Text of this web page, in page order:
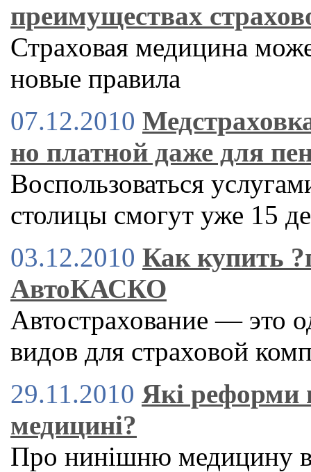
преимуществах
Страховая медицина
новые правила
07.12.2010
но платной даже для
Воспользоваться
столицы смогут уже 15
03.12.2010 Как купить
АвтоКАСКО
Автострахование — это
видов для страховой
29.11.2010 Які реформи
медицині?
Про нинішню медицину в